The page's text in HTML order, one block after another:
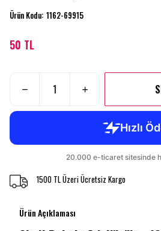
Ürün Kodu: 1162-69915
50 TL
1500 TL Üzeri Ücretsiz Kargo
Ürün Açıklaması